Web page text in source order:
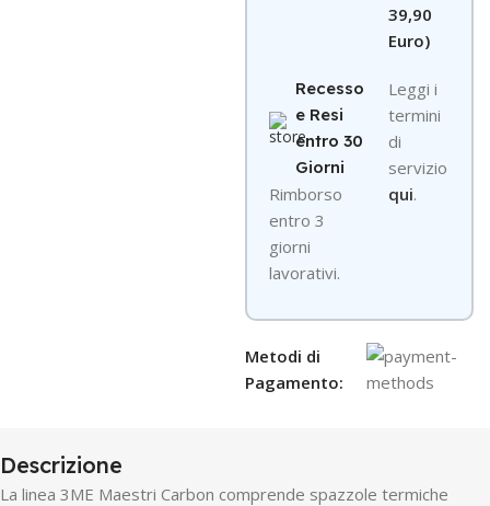
39,90
Euro)
Recesso
e Resi
entro 30
Giorni
Rimborso
entro 3
giorni
lavorativi.
Leggi i
termini
di
servizio
qui.
Metodi di
Pagamento:
Descrizione
La linea 3ME Maestri Carbon comprende spazzole termiche